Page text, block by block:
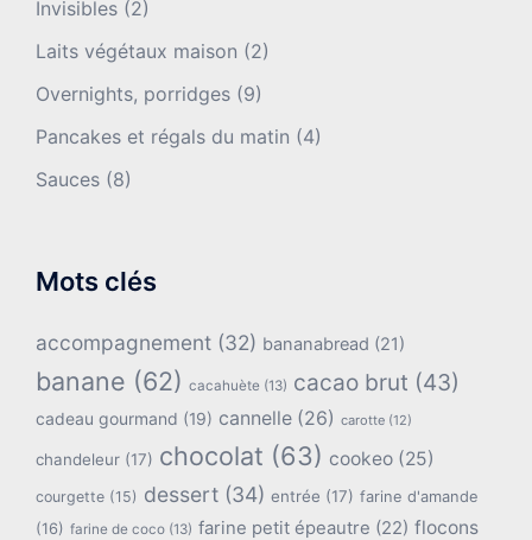
Invisibles (2)
Laits végétaux maison (2)
Overnights, porridges (9)
Pancakes et régals du matin (4)
Sauces (8)
Mots clés
accompagnement (32) bananabread (21)
banane (62) cacahuète (13) cacao brut (43)
cadeau gourmand (19) cannelle (26) carotte (12)
chandeleur (17) chocolat (63) cookeo (25)
courgette (15) dessert (34) entrée (17) farine d'amande
(16) farine de coco (13) farine petit épeautre (22) flocons